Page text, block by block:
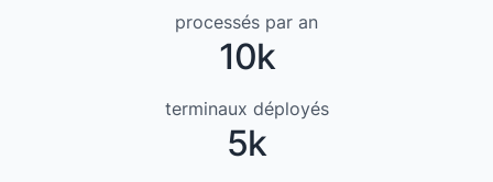
processés par an
10k
terminaux déployés
5k